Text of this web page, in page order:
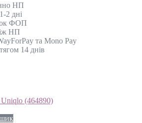
НП
2 дні
ФОП
НП
та Mono Pay
14 днів
(464890)